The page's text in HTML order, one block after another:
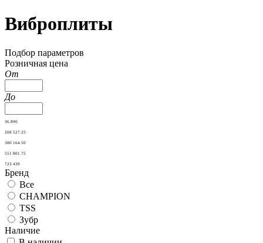
Виброплиты
Подбор параметров
Розничная цена
От
До
36 890
208 527.25
380 164.50
551 801.75
723 439
Бренд
Все
CHAMPION
TSS
Зубр
Наличие